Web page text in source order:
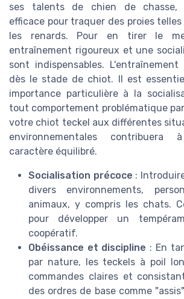
ses talents de chien de chasse,
efficace pour traquer des proies
les renards. Pour en tirer le
entraînement rigoureux et une
sont indispensables.
dès le stade de chiot. Il est
importance particulière à la
tout comportement problématique
votre chiot teckel aux différentes
environnementales
caractère équilibré.
Socialisation précoce :
divers environnements,
animaux, y compris les chats.
pour développer un
coopératif.
Obéissance et discipline : En
par nature, les teckels à poil
commandes claires et
des ordres de base comme